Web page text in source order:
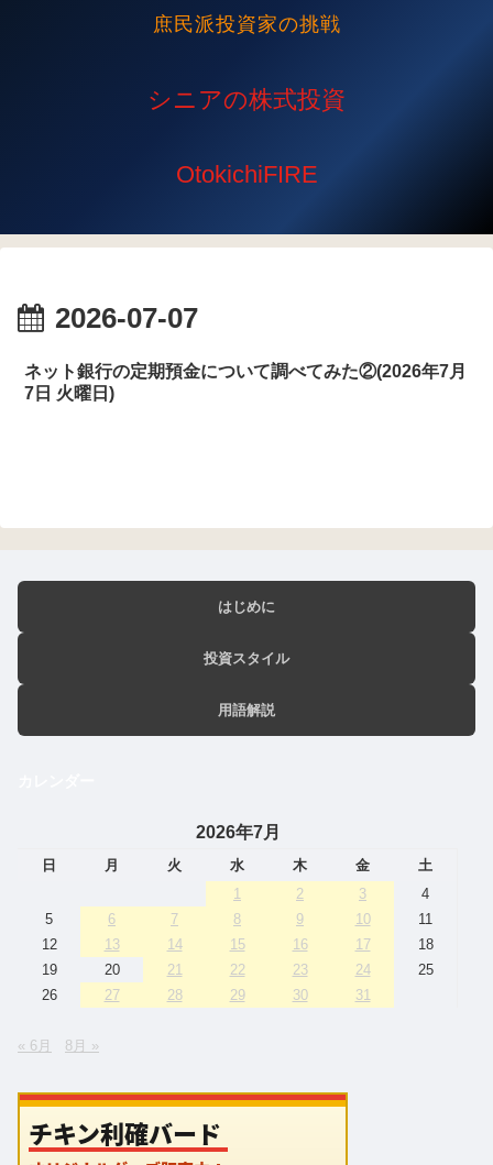
庶民派投資家の挑戦
2026-07-07
ネット銀行の定期預金について調べてみた②(2026年7月
7日 火曜日)
はじめに
投資スタイル
用語解説
2026年7月
日 月 火 水 木 金
土
1
2 3
4
5
6 7 8 9 10
11
12
13 14 15 16 17
18
19
20 21 22 23 24
25
26
27 28 29 30 31
« 6月 8月 »